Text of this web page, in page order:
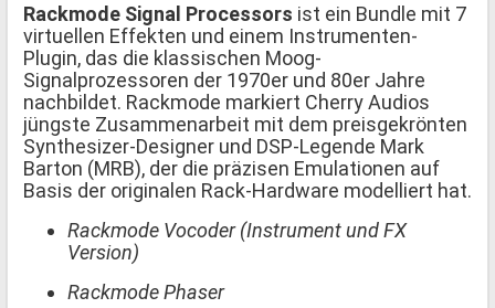
Rackmode Signal Processors ist ein Bundle mit 7
virtuellen Effekten und einem Instrumenten-
Plugin, das die klassischen Moog-
Signalprozessoren der 1970er und 80er Jahre
nachbildet. Rackmode markiert Cherry Audios
jüngste Zusammenarbeit mit dem preisgekrönten
Synthesizer-Designer und DSP-Legende Mark
Barton (MRB), der die präzisen Emulationen auf
Basis der originalen Rack-Hardware modelliert hat.
Rackmode Vocoder (Instrument und FX
Version)
Rackmode Phaser